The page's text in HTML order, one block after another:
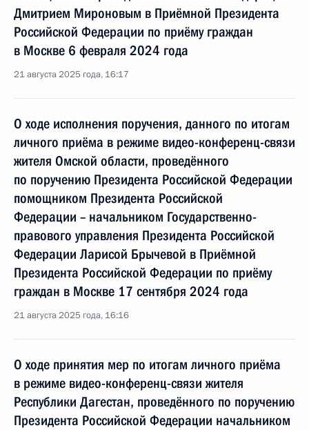
Дмитрием Мироновым в Приёмной Президента
Российской Федерации по приёму граждан
в Москве 6 февраля 2024 года
21 августа 2025 года, 16:17
О ходе исполнения поручения, данного по итогам
личного приёма в режиме видео-конференц-связи
жителя Омской области, проведённого
по поручению Президента Российской Федерации
помощником Президента Российской
Федерации – начальником Государственно-
правового управления Президента Российской
Федерации Ларисой Брычевой в Приёмной
Президента Российской Федерации по приёму
граждан в Москве 17 сентября 2024 года
21 августа 2025 года, 16:16
О ходе принятия мер по итогам личного приёма
в режиме видео-конференц-связи жителя
Республики Дагестан, проведённого по поручению
Президента Российской Федерации начальником